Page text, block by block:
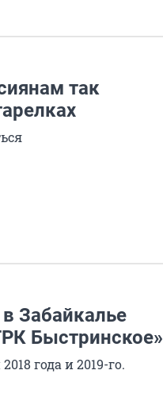
так
Забайкалье
Быстринское»
года и 2019-го.